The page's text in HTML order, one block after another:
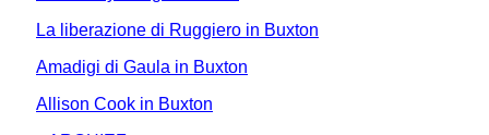
La liberazione di Ruggiero in Buxton
Amadigi di Gaula in Buxton
Allison Cook in Buxton